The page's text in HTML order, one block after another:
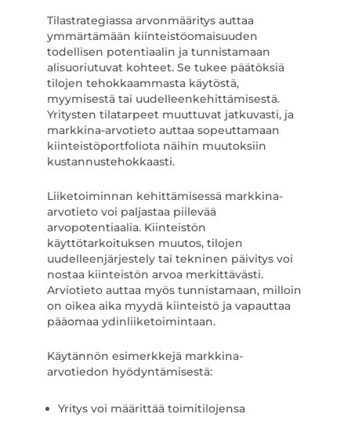
Tilastrategiassa arvonmääritys auttaa
ymmärtämään kiinteistöomaisuuden
todellisen potentiaalin ja tunnistamaan
alisuoriutuvat kohteet. Se tukee päätöksiä
tilojen tehokkaammasta käytöstä,
myymisestä tai uudelleenkehittämisestä.
Yritysten tilatarpeet muuttuvat jatkuvasti, ja
markkina-arvotieto auttaa sopeuttamaan
kiinteistöportfoliota näihin muutoksiin
kustannustehokkaasti.
Liiketoiminnan kehittämisessä markkina-
arvotieto voi paljastaa piilevää
arvopotentiaalia. Kiinteistön
käyttötarkoituksen muutos, tilojen
uudelleenjärjestely tai tekninen päivitys voi
nostaa kiinteistön arvoa merkittävästi.
Arviotieto auttaa myös tunnistamaan, milloin
on oikea aika myydä kiinteistö ja vapauttaa
pääomaa ydinliiketoimintaan.
Käytännön esimerkkejä markkina-
arvotiedon hyödyntämisestä:
Yritys voi määrittää toimitilojensa